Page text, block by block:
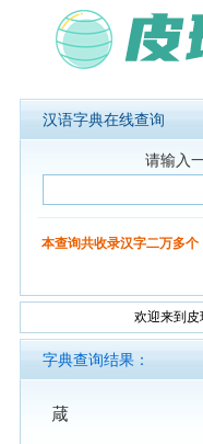
汉语字典在线查询
请输入
本查询共收录汉字二万多
欢迎来到皮
字典查询结果：
葴